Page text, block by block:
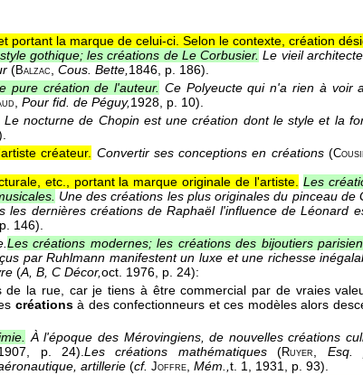
portant la marque de celui-ci. Selon le contexte, création
gothique; les créations de Le Corbusier. Le vieil
(Balzac, Cous. Bette,1846, p. 186).
pure création de l'auteur. Ce Polyeucte qui n'a rien à voir
, Pour fid. de Péguy,1928, p. 10).
Le nocturne de Chopin est une création dont le style et la
créateur. Convertir ses conceptions en créations (
etc., portant la marque originale de l'artiste. Les
Une des créations les plus originales du pinceau de
les dernières créations de Raphaël l'influence de Léonard
146).
Les créations modernes; les créations des bijoutiers
par Ruhlmann manifestent un luxe et une richesse
(A, B, C Décor,oct. 1976, p. 24):
de la rue, car je tiens à être commercial par de vraies
créationsà des confectionneurs et ces modèles alors
À l'époque des Mérovingiens, de nouvelles créations
, p. 24).Les créations mathématiques(Ruyer, Esq.
artillerie (cf. Joffre, Mém.,t. 1, 1931, p. 93).